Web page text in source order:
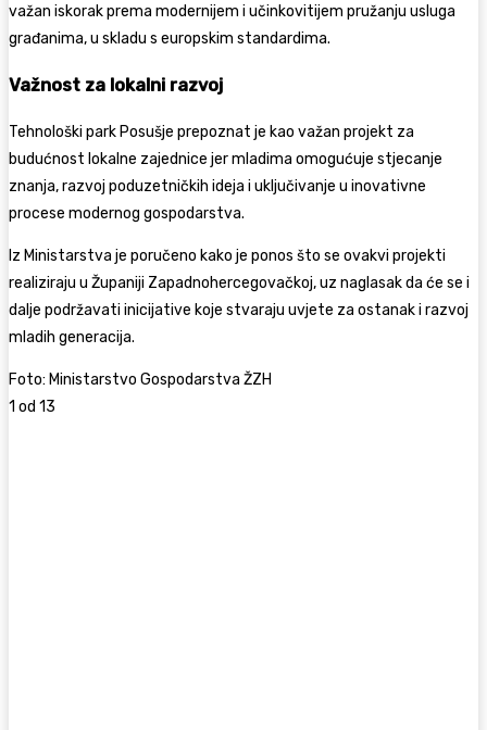
važan iskorak prema modernijem i učinkovitijem pružanju usluga
građanima, u skladu s europskim standardima.
Važnost za lokalni razvoj
Tehnološki park Posušje prepoznat je kao važan projekt za
budućnost lokalne zajednice jer mladima omogućuje stjecanje
znanja, razvoj poduzetničkih ideja i uključivanje u inovativne
procese modernog gospodarstva.
Iz Ministarstva je poručeno kako je ponos što se ovakvi projekti
realiziraju u Županiji Zapadnohercegovačkoj, uz naglasak da će se i
dalje podržavati inicijative koje stvaraju uvjete za ostanak i razvoj
mladih generacija.
Foto: Ministarstvo Gospodarstva ŽZH
1 od 13